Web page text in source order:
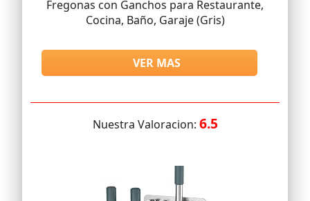
Fregonas con Ganchos para Restaurante,
Cocina, Baño, Garaje (Gris)
VER MAS
Nuestra Valoracion: 6.5